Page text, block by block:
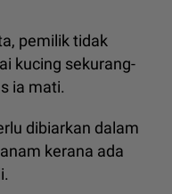
pemilik tidak
kucing sekurang-
ia mati.
dibiarkan dalam
kerana ada